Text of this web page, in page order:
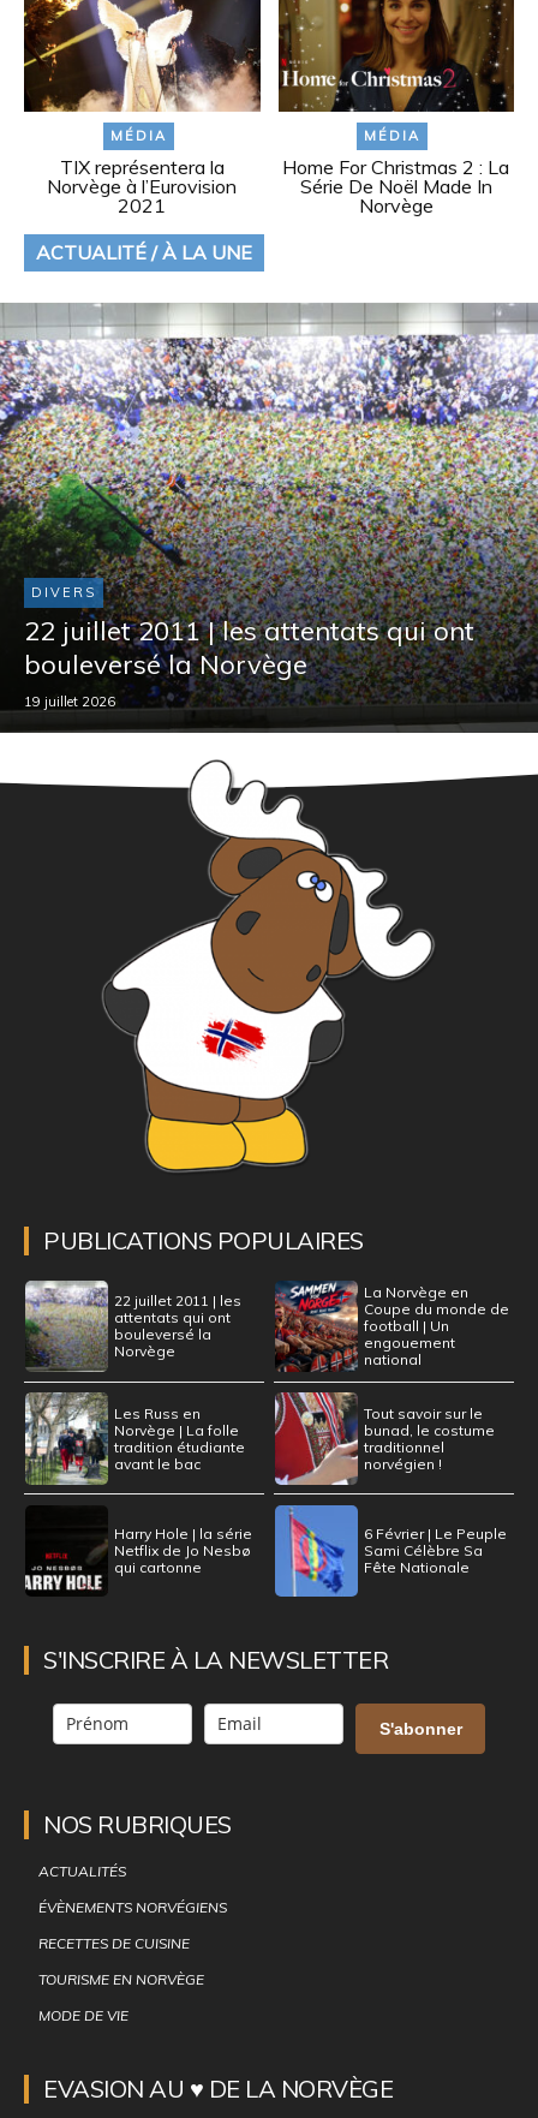
MÉDIA
TIX représentera la
Norvège à l’Eurovision
2021
MÉDIA
Home For Christmas 2 : La
Série De Noël Made In
Norvège
ACTUALITÉ / À LA UNE
DIVERS
22 juillet 2011 | les attentats qui ont
bouleversé la Norvège
19 juillet 2026
PUBLICATIONS POPULAIRES
22 juillet 2011 | les
attentats qui ont
bouleversé la
Norvège
La Norvège en
Coupe du monde de
football | Un
engouement
national
Les Russ en
Norvège | La folle
tradition étudiante
avant le bac
Tout savoir sur le
bunad, le costume
traditionnel
norvégien !
Harry Hole | la série
Netflix de Jo Nesbø
qui cartonne
6 Février | Le Peuple
Sami Célèbre Sa
Fête Nationale
S'INSCRIRE À LA NEWSLETTER
S'abonner
NOS RUBRIQUES
ACTUALITÉS
ÉVÈNEMENTS NORVÉGIENS
RECETTES DE CUISINE
TOURISME EN NORVÈGE
MODE DE VIE
EVASION AU ♥ DE LA NORVÈGE